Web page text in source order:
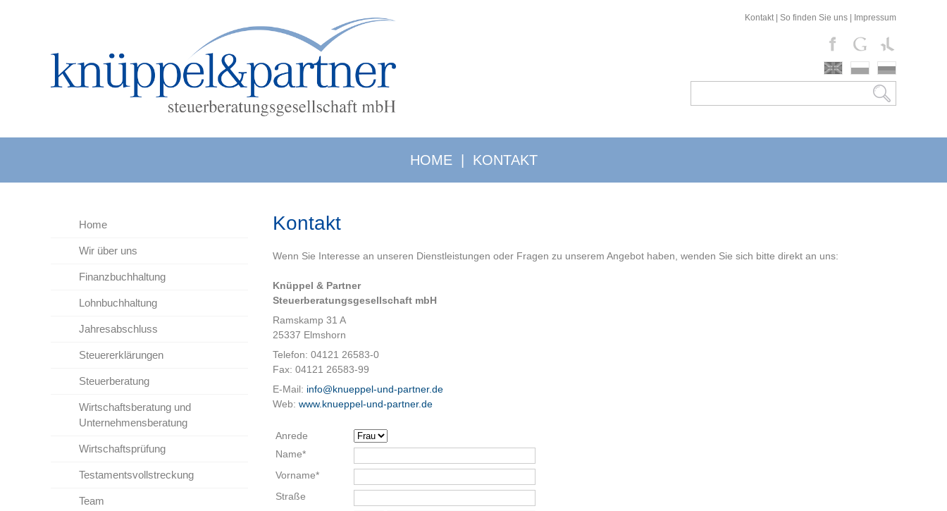
Kontakt| So finden Sie uns Impressum
HOME| KONTAKT
Home
Wir über uns
Finanzbuchhaltung
Lohnbuchhaltung
Jahresabschluss
Steuererklärungen
Steuerberatung
Wirtschaftsberatung und
Unternehmensberatung
Wirtschaftsprüfung
Testamentsvollstreckung
Team
Kontakt
Wenn Sie Interesse an unseren Dienstleistungen oder Fragen zu unserem Angebot haben, wenden Sie sich bitte direkt an uns:
Knüppel & Partner
Steuerberatungsgesellschaft mbH
Ramskamp 31 A
25337 Elmshorn
Telefon: 04121 26583-0
Fax: 04121 26583-99
E-Mail: info@knueppel-und-partner.de
Web: www.knueppel-und-partner.de
Anrede
Name*
Vorname*
Straße